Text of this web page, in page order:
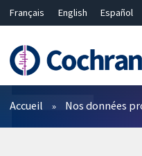
Français English Español
Bahasa Malaysia
ไทย
繁體
简体中文
Filtres
Accueil Nos données